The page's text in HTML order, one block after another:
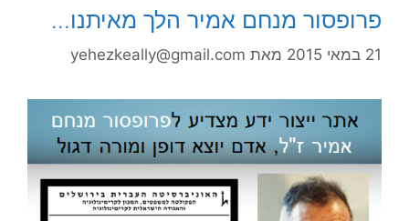
פרופסור מנחם אמיר הלך מאיתנו…
21 במאי 2015 מאת yehezkeally@gmail.com